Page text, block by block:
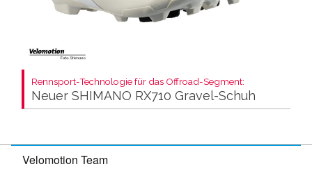
Rennsport-Technologie für das Offroad-Segment:
Neuer SHIMANO RX710 Gravel-Schuh
Velomotion Team